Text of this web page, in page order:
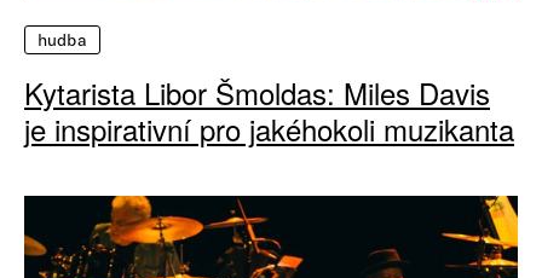
hudba
Kytarista Libor Šmoldas: Miles Davis
je inspirativní pro jakéhokoli muzikanta